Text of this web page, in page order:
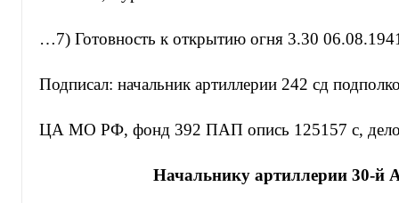
…7) Готовность к открытию огня 3.30
Подписал: начальник артиллерии 242 сд
ЦА МО РФ, фонд 392 ПАП опись 125157 с, дело
Начальнику артиллерии 30-й